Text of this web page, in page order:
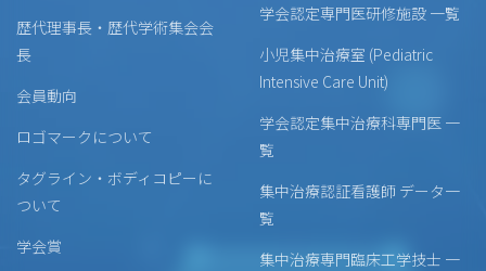
歴代理事長・歴代学術集会会
長
会員動向
ロゴマークについて
タグライン・ボディコピーに
ついて
学会賞
学会認定専門医研修施設 一覧
小児集中治療室 (Pediatric
Intensive Care Unit)
学会認定集中治療科専門医 一
覧
集中治療認証看護師 データ一
覧
集中治療専門臨床工学技士 一